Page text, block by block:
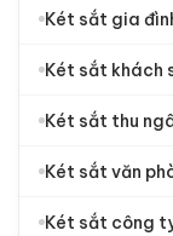
Két sắt gia
Két sắt khách
Két sắt thu
Két sắt văn
Két sắt công